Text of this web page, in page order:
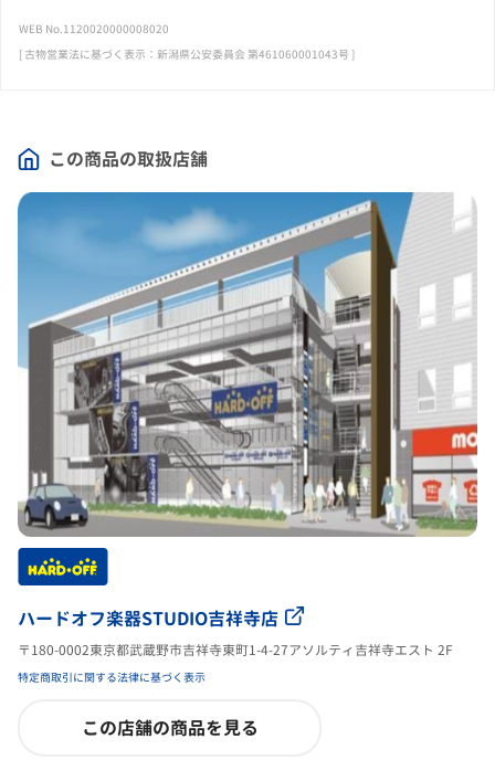
この商品の取扱店舗
ハードオフ楽器STUDIO吉祥寺店
〒180-0002東京都武蔵野市吉祥寺東町1-4-27アソルティ吉祥寺エスト 2F
特定商取引に関する法律に基づく表示
この店舗の商品を見る
WEB No.1120020000008020
[ 古物営業法に基づく表示：新潟県公安委員会 第461060001043号 ]